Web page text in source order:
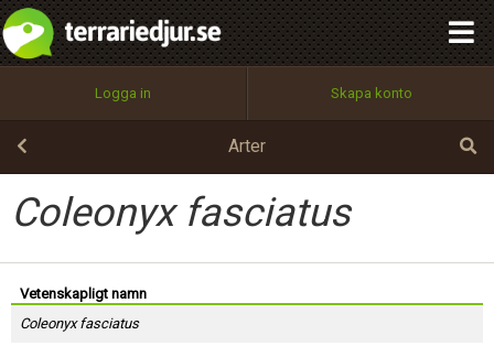
Logga in Skapa konto
Arter
Coleonyx fasciatus
Vetenskapligt namn
Coleonyx fasciatus
Utför
100%
OK
integritetspolicy
Namn:
Epost:
Lösenord:
Begär nytt lösenord
Tillbaka till förstasidan